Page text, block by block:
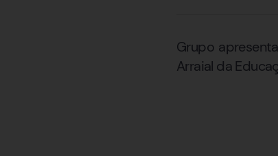
Grupo
Arraial da